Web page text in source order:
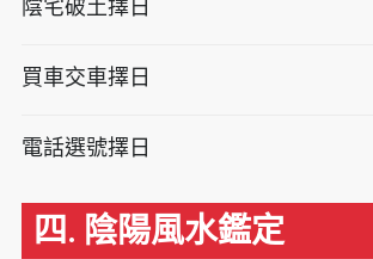
陰宅破土擇日
買車交車擇日
電話選號擇日
四. 陰陽風水鑑定